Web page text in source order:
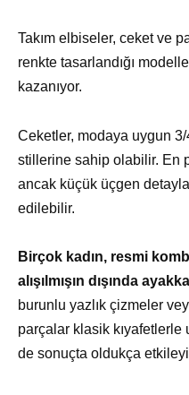
Takım elbiseler, ceket ve
renkte tasarlandığı
kazanıyor.
Ceketler, modaya uygun
stillerine sahip olabilir. En
ancak küçük üçgen
edilebilir.
Birçok kadın, resmi
alışılmışın dışında
burunlu yazlık çizmeler
parçalar klasik
de sonuçta oldukça